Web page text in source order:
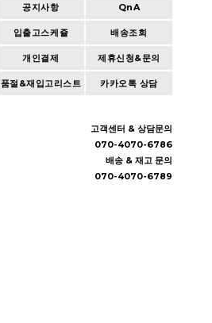
공지사항 QnA
입출고스케쥴 배송조회
개인결제 제휴신청&문의
품절&재입고리스트 카카오톡 상담
고객센터 & 상담문의
070-4070-6786
배송 & 재고 문의
070-4070-6789
BUY IT NOW
Cart Wishlist